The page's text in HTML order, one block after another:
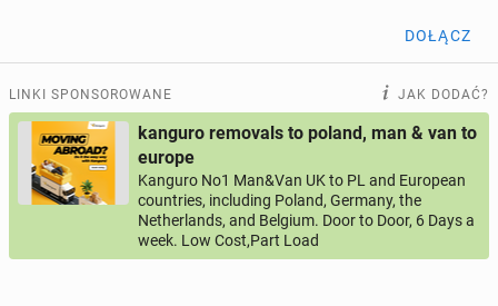
ogłoszenia online
PROFILE KANDYDATÓW 290profili online
USŁUGI 165ogłoszeń online
MOTORYZACJA 12ogłoszeń online
DOŁĄCZ
LINKI SPONSOROWANE JAK DODAĆ?
kanguro removals to poland, man & van to
europe
Kanguro No1 Man&Van UK to PL and European
countries, including Poland, Germany, the
Netherlands, and Belgium. Door to Door, 6 Days a
week. Low Cost,Part Load